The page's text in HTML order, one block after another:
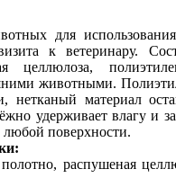
для
к ветеринару.
целлюлоза,
животными.
нетканый материал
удерживает влагу и
любой поверхности.
распушеная